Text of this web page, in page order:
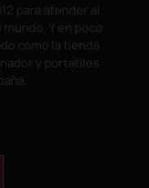
para atender al
Y en poco
como la tienda
y portátiles